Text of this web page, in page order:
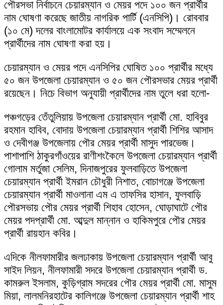
পৌরসভা নির্বাচনে চেয়ারম্যান ও মেয়র পদে ১০০ জন প্রার্থীর
নাম ঘোষণা করেছে জাতীয় নাগরিক পার্টি (এনসিপি)। রোববার
(১০ মে) দলের বাংলামোটর কার্যালয়ে এক সংবাদ সম্মেলনে
প্রার্থীদের নাম ঘোষণা করা হয়।
চেয়ারম্যান ও মেয়র পদে এনসিপির ঘোষিত ১০০ প্রার্থীর মধ্যে
৫০ জন উপজেলা চেয়ারম্যান ও ৫০ জন পৌরসভার মেয়র প্রার্থী
রয়েছেন। নিচে বিভাগ অনুযায়ী প্রার্থীদের নাম তুলে ধরা হলো-
পঞ্চগড়ের তেঁতুলিয়ায় উপজেলা চেয়ারম্যান প্রার্থী মো. হাবিবুর
রহমান হাবিব, বোদায় উপজেলা চেয়ারম্যান প্রার্থী শিশির আসাদ
ও দেবীগঞ্জ উপজেলায় পৌর মেয়র প্রার্থী মাসুদ পারভেজ।
পাশাপাশি ঠাকুরগাঁওয়ের রাণীশংকৈলে উপজেলা চেয়ারম্যান প্রার্থী
গোলাম মর্তুজা সেলিম, দিনাজপুরের ফুলবাড়িতে উপজেলা
চেয়ারম্যান প্রার্থী ইমরান চৌধুরী নিশাত, বোচাগঞ্জে উপজেলা
চেয়ারম্যান প্রার্থী মাওলানা এম এ তাফসির হাসান, ফুলবাড়ি
পৌরসভায় পৌর মেয়র প্রার্থী শিহাব হোসেন, ঘোড়াঘাটে পৌর
মেয়র পদপ্রার্থী মো. আব্দুল মান্নান ও হাকিমপুরে পৌর মেয়র
প্রার্থী রায়হান কবির।
এদিকে নীলফামারীর জলঢাকায় উপজেলা চেয়ারম্যান প্রার্থী আবু
সাইদ লিয়ন, নীলফামারী সদরে উপজেলা চেয়ারম্যান প্রার্থী ড.
কামরুল ইসলাম, কুড়িগ্রাম সদরের পৌর মেয়র প্রার্থী মো. মাসুম
মিয়া, লালমনিরহাটের কালিগঞ্জে উপজেলা চেয়ারম্যান প্রার্থী শাহ